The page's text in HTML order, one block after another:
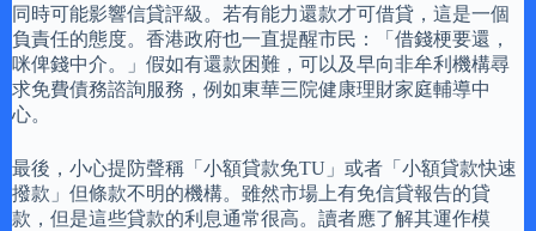
同時可能影響信貸評級。若有能力還款才可借貸，這是一個
負責任的態度。香港政府也一直提醒市民：「借錢梗要還，
咪俾錢中介。」假如有還款困難，可以及早向非牟利機構尋
求免費債務諮詢服務，例如東華三院健康理財家庭輔導中
心。
最後，小心提防聲稱「小額貸款免TU」或者「小額貸款快速
撥款」但條款不明的機構。雖然市場上有免信貸報告的貸
款，但是這些貸款的利息通常很高。讀者應了解其運作模